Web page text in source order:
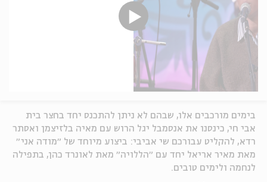
בימים מורכבים אלו, שבהם לא ניתן להתכנס יחד בחצר בית
אבי חי, כינסנו את אנסמבל יגל הרוש עם מאיה בלזיצמן ואסתר
רדא, להקליט עבורכם שי אביבי: ביצוע מיוחד של ״מודה אני״
מאת מאיר אריאל יחד עם ״הללויה״ מאת לאונרד כהן, בתפילה
לנחמה ולימים טובים.